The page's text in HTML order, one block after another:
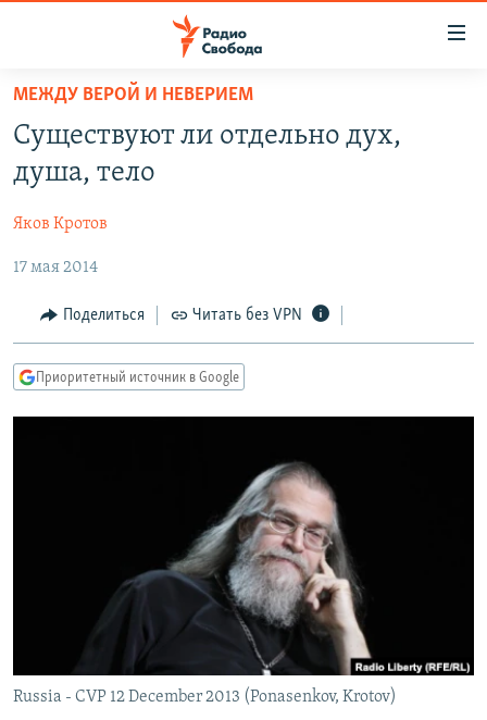
упрощенного
доступа
основному
Вернутся
главной
навигации
Вернутся
ПОДКАСТЫ
АВТОРСКИЕ ПРОЕКТЫ
ЦИТАТЫ СВОБОДЫ
МНЕНИЯ
КУЛЬТУРА
IDEL.РЕАЛИИ
КАВКАЗ.РЕАЛИИ
ПОДПИШИТЕСЬ НА РАССЫЛКУ
МЕЖДУ ВЕРОЙ И НЕВЕРИЕМ
Существуют ли отдельно дух,
душа, тело
Яков Кротов
17 мая 2014
Поделиться Читать без VPN
Приоритетный источник в Google
Russia - CVP 12 December 2013 (Ponasenkov, Krotov)